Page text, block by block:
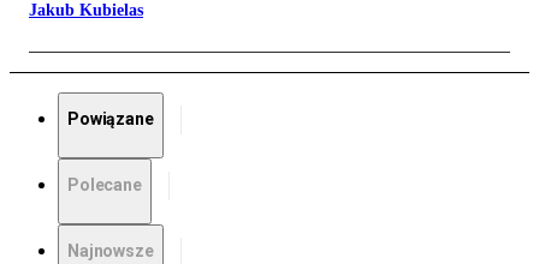
Jakub Kubielas
Powiązane
Polecane
Najnowsze